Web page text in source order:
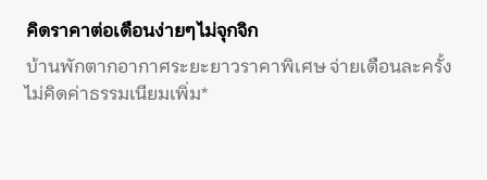
คิดราคาต่อเดือนง่ายๆ ไม่จุกจิก
บ้านพักตากอากาศระยะยาวราคาพิเศษ จ่ายเดือนละครั้ง
ไม่คิดค่าธรรมเนียมเพิ่ม*